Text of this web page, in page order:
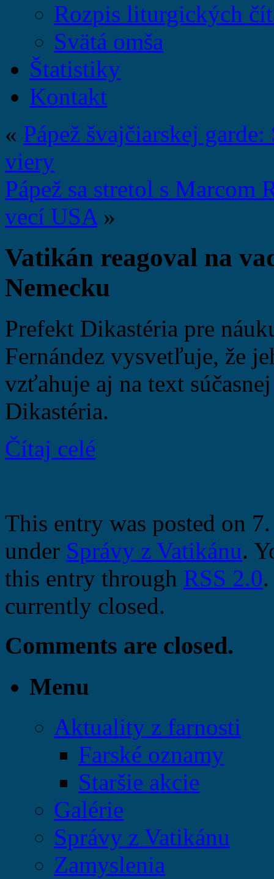
Rozpis liturgických
Svätá omša
Štatistiky
Kontakt
« Pápež švajčiarskej
viery
Pápež sa stretol s Marcom
vecí USA»
Vatikán reagoval na
Nemecku
Prefekt Dikastéria pre
Fernández vysvetľuje, že
vzťahuje aj na text
Dikastéria.
Čítaj celé
This entry was posted on
under Správy z Vatikánu.
this entry through RSS 2.0
currently closed.
Comments are closed.
Menu
Aktuality z farnosti
Farské oznamy
Staršie akcie
Galérie
Správy z Vatikánu
Zamyslenia